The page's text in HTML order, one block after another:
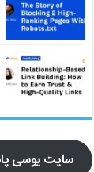
سایت یوسی